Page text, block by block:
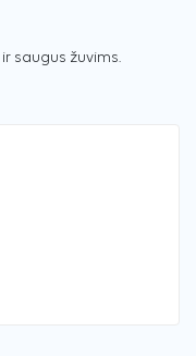
ir saugus žuvims.